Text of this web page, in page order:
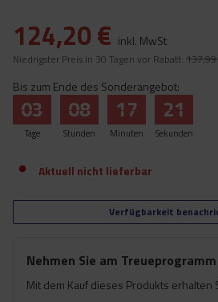
124,20 € inkl. MwSt
Niedrigster Preis in 30 Tagen vor Rabatt:
Bis zum Ende des Sonderangebot:
Tage
03
Stunden
08
Minuten
17
Sekunden
21
Aktuell nicht lieferbar
Verfügbarkeit
Nehmen Sie am
Mit dem Kauf dieses Produkts erhalten